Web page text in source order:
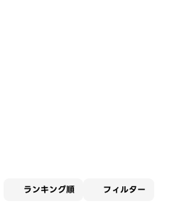
ランキング順 フィルター